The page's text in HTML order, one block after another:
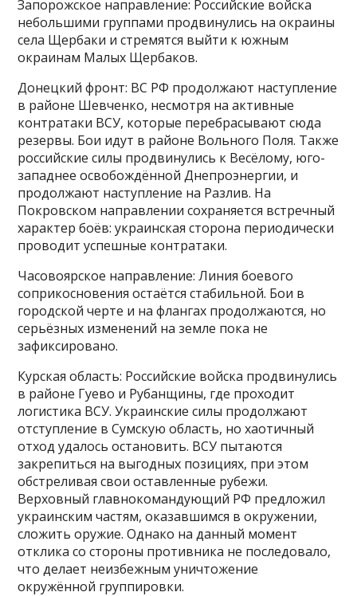
Запорожское направление: Российские войска
небольшими группами продвинулись на окраины
села Щербаки и стремятся выйти к южным
окраинам Малых Щербаков.
Донецкий фронт: ВС РФ продолжают наступление
в районе Шевченко, несмотря на активные
контратаки ВСУ, которые перебрасывают сюда
резервы. Бои идут в районе Вольного Поля. Также
российские силы продвинулись к Весёлому, юго-
западнее освобождённой Днепроэнергии, и
продолжают наступление на Разлив. На
Покровском направлении сохраняется встречный
характер боёв: украинская сторона периодически
проводит успешные контратаки.
Часовоярское направление: Линия боевого
соприкосновения остаётся стабильной. Бои в
городской черте и на флангах продолжаются, но
серьёзных изменений на земле пока не
зафиксировано.
Курская область: Российские войска продвинулись
в районе Гуево и Рубанщины, где проходит
логистика ВСУ. Украинские силы продолжают
отступление в Сумскую область, но хаотичный
отход удалось остановить. ВСУ пытаются
закрепиться на выгодных позициях, при этом
обстреливая свои оставленные рубежи.
Верховный главнокомандующий РФ предложил
украинским частям, оказавшимся в окружении,
сложить оружие. Однако на данный момент
отклика со стороны противника не последовало,
что делает неизбежным уничтожение
окружённой группировки.